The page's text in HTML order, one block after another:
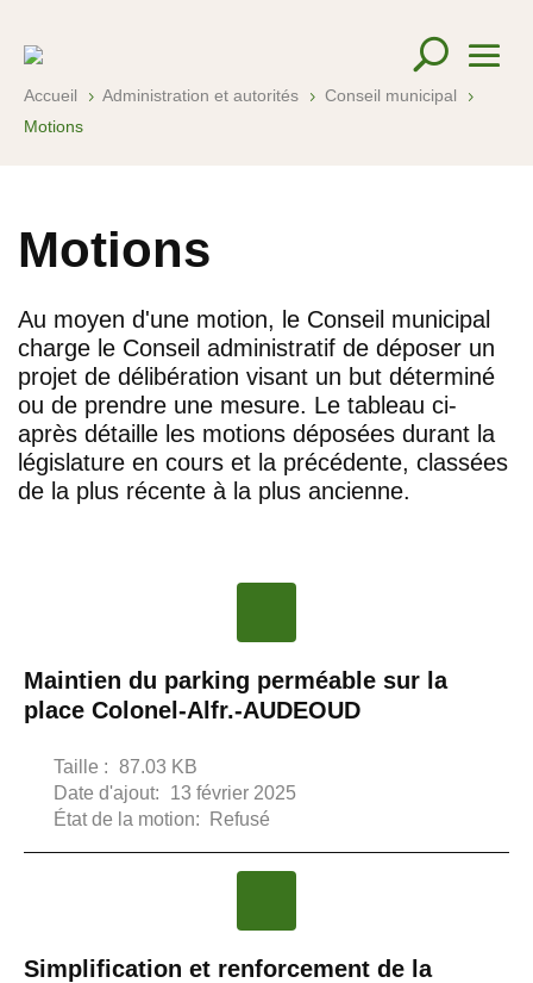
Accueil 5 Administration et autorités 5 Conseil municipal 5
Motions
Motions
Au moyen d'une motion, le Conseil municipal
charge le Conseil administratif de déposer un
projet de délibération visant un but déterminé
ou de prendre une mesure. Le tableau ci-
après détaille les motions déposées durant la
législature en cours et la précédente, classées
de la plus récente à la plus ancienne.
Maintien du parking perméable sur la
place Colonel-Alfr.-AUDEOUD
Taille : 87.03 KB
Date d'ajout:
13 février 2025
État de la motion: Refusé
Simplification et renforcement de la